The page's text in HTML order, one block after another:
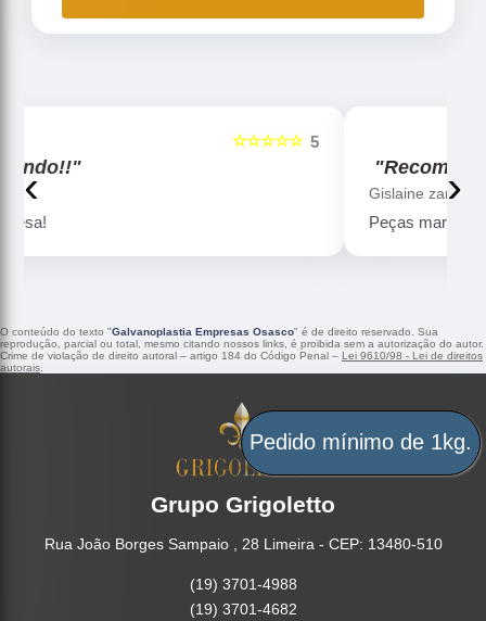
"Recomendo!!"
‹ ›
O conteúdo do texto "Galvanoplastia Empresas Osasco" é de direito reservado. Sua
reprodução, parcial ou total, mesmo citando nossos links, é proibida sem a autorização do autor.
Crime de violação de direito autoral – artigo 184 do Código Penal – Lei 9610/98 - Lei de direitos
autorais
Grupo Grigoletto
Rua João Borges Sampaio , 28 Limeira - CEP: 13480-510
(19) 3701-4988
(19) 3701-4682
Pedido mínimo de 1kg.